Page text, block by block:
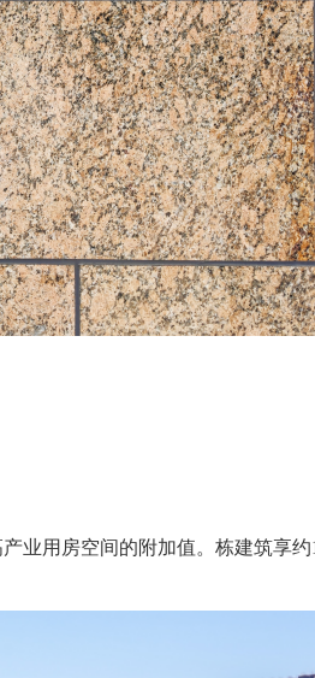
业用房空间的附加值。栋建筑享